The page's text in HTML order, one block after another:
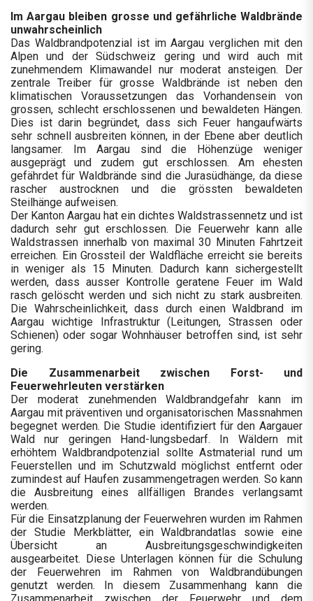
Im Aargau bleiben grosse und gefährliche Waldbrände
unwahrscheinlich
Das Waldbrandpotenzial ist im Aargau verglichen mit den
Alpen und der Südschweiz gering und wird auch mit
zunehmendem Klimawandel nur moderat ansteigen. Der
zentrale Treiber für grosse Waldbrände ist neben den
klimatischen Voraussetzungen das Vorhandensein von
grossen, schlecht erschlossenen und bewaldeten Hängen.
Dies ist darin begründet, dass sich Feuer hangaufwärts
sehr schnell ausbreiten können, in der Ebene aber deutlich
langsamer. Im Aargau sind die Höhenzüge weniger
ausgeprägt und zudem gut erschlossen. Am ehesten
gefährdet für Waldbrände sind die Jurasüdhänge, da diese
rascher austrocknen und die grössten bewaldeten
Steilhänge aufweisen.
Der Kanton Aargau hat ein dichtes Waldstrassennetz und ist
dadurch sehr gut erschlossen. Die Feuerwehr kann alle
Waldstrassen innerhalb von maximal 30 Minuten Fahrtzeit
erreichen. Ein Grossteil der Waldfläche erreicht sie bereits
in weniger als 15 Minuten. Dadurch kann sichergestellt
werden, dass ausser Kontrolle geratene Feuer im Wald
rasch gelöscht werden und sich nicht zu stark ausbreiten.
Die Wahrscheinlichkeit, dass durch einen Waldbrand im
Aargau wichtige Infrastruktur (Leitungen, Strassen oder
Schienen) oder sogar Wohnhäuser betroffen sind, ist sehr
gering.
Die Zusammenarbeit zwischen Forst- und
Feuerwehrleuten verstärken
Der moderat zunehmenden Waldbrandgefahr kann im
Aargau mit präventiven und organisatorischen Massnahmen
begegnet werden. Die Studie identifiziert für den Aargauer
Wald nur geringen Hand-lungsbedarf. In Wäldern mit
erhöhtem Waldbrandpotenzial sollte Astmaterial rund um
Feuerstellen und im Schutzwald möglichst entfernt oder
zumindest auf Haufen zusammengetragen werden. So kann
die Ausbreitung eines allfälligen Brandes verlangsamt
werden.
Für die Einsatzplanung der Feuerwehren wurden im Rahmen
der Studie Merkblätter, ein Waldbrandatlas sowie eine
Übersicht an Ausbreitungsgeschwindigkeiten
ausgearbeitet. Diese Unterlagen können für die Schulung
der Feuerwehren im Rahmen von Waldbrandübungen
genutzt werden. In diesem Zusammenhang kann die